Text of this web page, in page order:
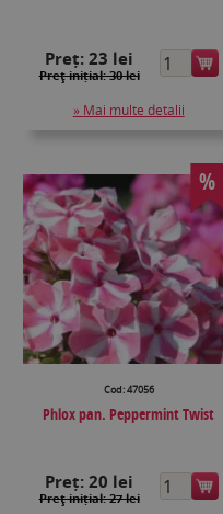
Preț:23 lei
Preţ inițial: 30 lei
» Mai multe detalii
%
Cod: 47056
Phlox pan. Peppermint Twist
Preț:20 lei
Preţ inițial: 27 lei